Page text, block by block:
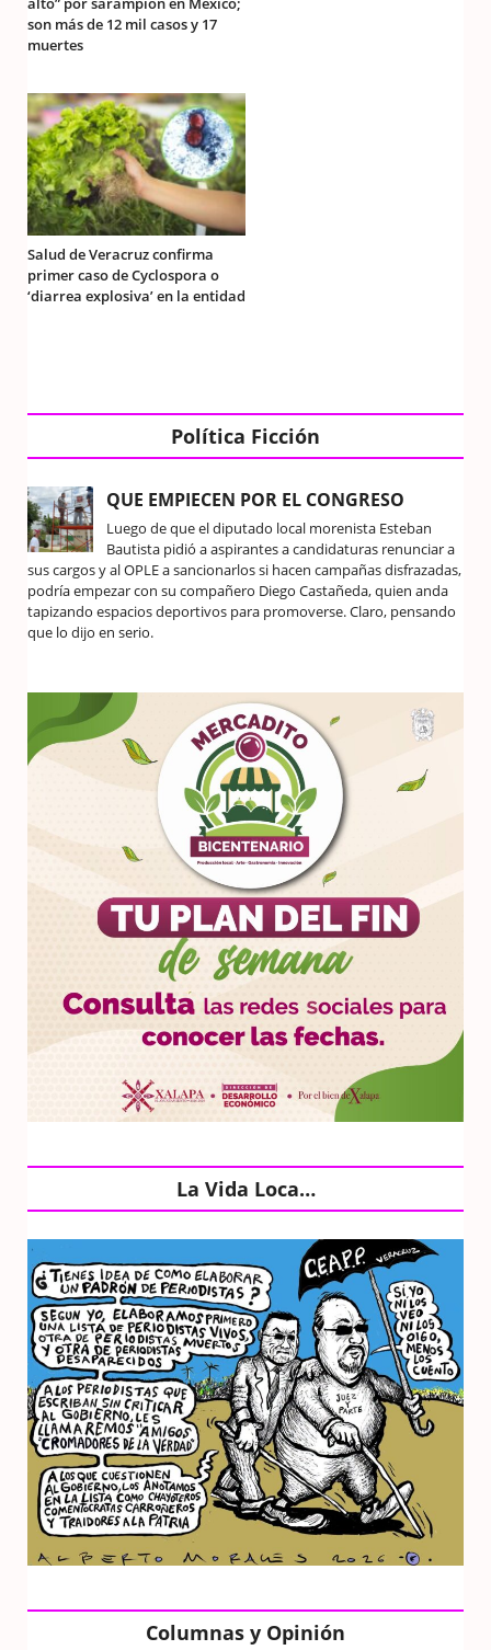
son más de 12 mil casos y 17
muertes
Salud de Veracruz confirma
primer caso de Cyclospora o
‘diarrea explosiva’ en la entidad
Política Ficción
QUE EMPIECEN POR EL CONGRESO
Luego de que el diputado local morenista Esteban
Bautista pidió a aspirantes a candidaturas renunciar a
sus cargos y al OPLE a sancionarlos si hacen campañas disfrazadas,
podría empezar con su compañero Diego Castañeda, quien anda
tapizando espacios deportivos para promoverse. Claro, pensando
que lo dijo en serio.
La Vida Loca…
Columnas y Opinión